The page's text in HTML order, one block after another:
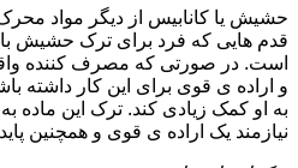
حشیش یا کانابیس از دیگر مواد
قدم هایی که فرد برای ترک حشیش
است. در صورتی که مصرف کننده
و اراده ی قوی برای این کار داشته
به او کمک زیادی کند. ترک این ماده
نیازمند یک اراده ی قوی و همچنین